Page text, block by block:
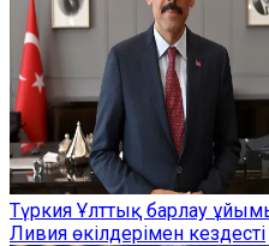
Түркия Ұлттық барлау
Ливия өкілдерімен кездесті